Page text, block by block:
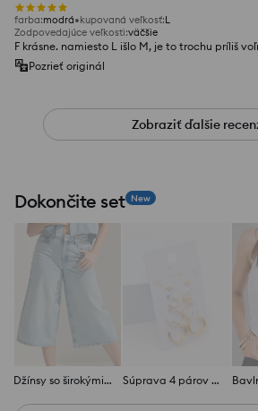
farba:modrá kupovaná veľkosť:L
Zodpovedajúce veľkosti:väčšie
F krásne. namiesto L išlo M, je to trochu príliš
Pozrieť originál
Zobraziť ďalšie
Dokončite set New
Džínsy so širokými nohavicami a vysokým pásom Súprava 4 párov náušníc